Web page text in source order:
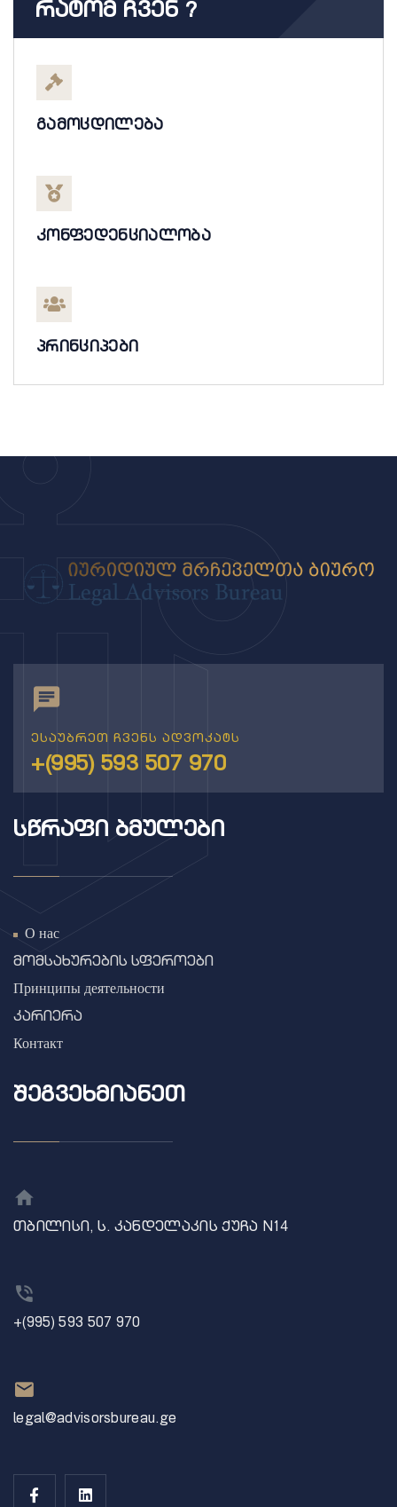
Რატომ Ჩვენ ?
გამოცდილება
კონფედენციალობა
პრინციპები
ესაუბრეთ ჩვენს ადვოკატს
+(995) 593 507 970
ᲡᲬᲠᲐᲤᲘ ᲑᲛᲣᲚᲔᲑᲘ
О нас
მომსახურების სფეროები
Принципы деятельности
კარიერა
Контакт
ᲨᲔᲒᲕᲔᲮᲛᲘᲐᲜᲔᲗ
თბილისი, ს. კანდელაკის ქუჩა N14
+(995) 593 507 970
legal@advisorsbureau.ge